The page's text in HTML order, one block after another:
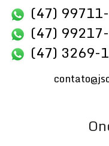
(47)
(47)
(47) 3269-